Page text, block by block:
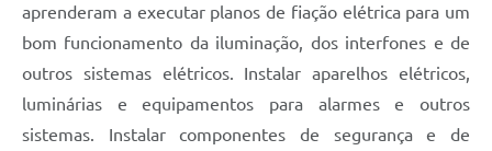
aprenderam a executar planos de fiação elétrica para um
bom funcionamento da iluminação, dos interfones e de
outros sistemas elétricos. Instalar aparelhos elétricos,
luminárias e equipamentos para alarmes e outros
sistemas. Instalar componentes de segurança e de